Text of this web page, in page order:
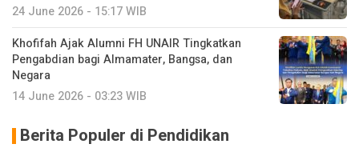
24 June 2026 - 15:17 WIB
Khofifah Ajak Alumni FH UNAIR Tingkatkan
Pengabdian bagi Almamater, Bangsa, dan
Negara
14 June 2026 - 03:23 WIB
Berita Populer di Pendidikan